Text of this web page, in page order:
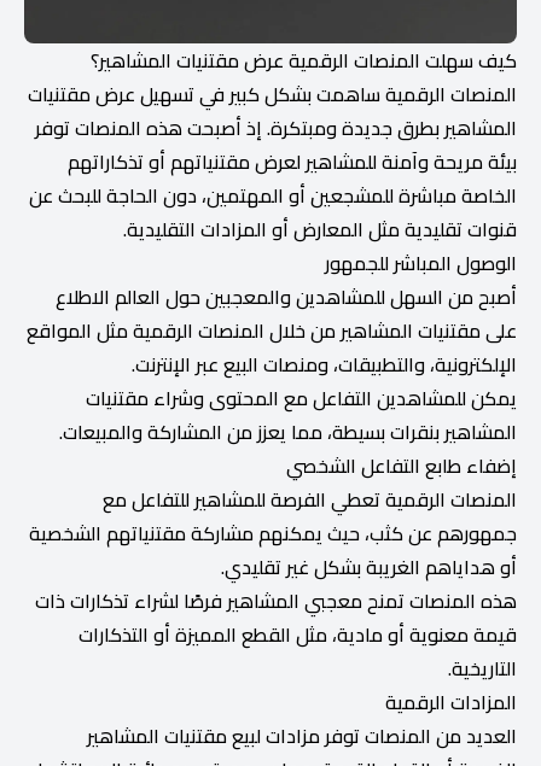
كيف سهلت المنصات الرقمية عرض مقتنيات المشاهير؟
المنصات الرقمية ساهمت بشكل كبير في تسهيل عرض مقتنيات
المشاهير بطرق جديدة ومبتكرة. إذ أصبحت هذه المنصات توفر
بيئة مريحة وآمنة للمشاهير لعرض مقتنياتهم أو تذكاراتهم
الخاصة مباشرة للمشجعين أو المهتمين، دون الحاجة للبحث عن
قنوات تقليدية مثل المعارض أو المزادات التقليدية.
الوصول المباشر للجمهور
أصبح من السهل للمشاهدين والمعجبين حول العالم الاطلاع
على مقتنيات المشاهير من خلال المنصات الرقمية مثل المواقع
الإلكترونية، والتطبيقات، ومنصات البيع عبر الإنترنت.
يمكن للمشاهدين التفاعل مع المحتوى وشراء مقتنيات
المشاهير بنقرات بسيطة، مما يعزز من المشاركة والمبيعات.
إضفاء طابع التفاعل الشخصي
المنصات الرقمية تعطي الفرصة للمشاهير للتفاعل مع
جمهورهم عن كثب، حيث يمكنهم مشاركة مقتنياتهم الشخصية
أو هداياهم الغريبة بشكل غير تقليدي.
هذه المنصات تمنح معجبي المشاهير فرصًا لشراء تذكارات ذات
قيمة معنوية أو مادية، مثل القطع المميزة أو التذكارات
التاريخية.
المزادات الرقمية
العديد من المنصات توفر مزادات لبيع مقتنيات المشاهير